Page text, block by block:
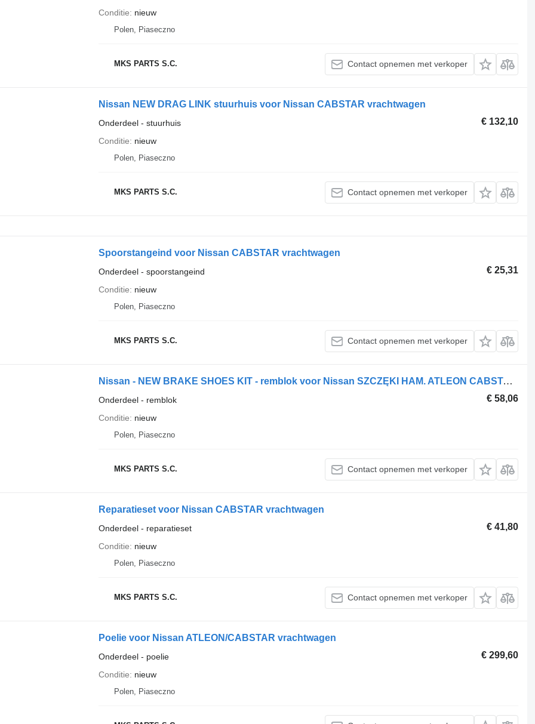
Conditie
nieuw
Polen, Piaseczno
MKS PARTS S.C. Contact opnemen met verkoper
Nissan NEW DRAG LINK stuurhuis voor Nissan CABSTAR vrachtwagen
€ 132,10
Onderdeel - stuurhuis
Conditie
nieuw
Polen, Piaseczno
MKS PARTS S.C. Contact opnemen met verkoper
Spoorstangeind voor Nissan CABSTAR vrachtwagen
€ 25,31
Onderdeel - spoorstangeind
Conditie
nieuw
Polen, Piaseczno
MKS PARTS S.C. Contact opnemen met verkoper
Nissan - NEW BRAKE SHOES KIT - remblok voor Nissan SZCZĘKI HAM. ATLEON CABSTAR SZCZĘKI vrachtwagen
€ 58,06
Onderdeel - remblok
Conditie
nieuw
Polen, Piaseczno
MKS PARTS S.C. Contact opnemen met verkoper
Reparatieset voor Nissan CABSTAR vrachtwagen
€ 41,80
Onderdeel - reparatieset
Conditie
nieuw
Polen, Piaseczno
MKS PARTS S.C. Contact opnemen met verkoper
Poelie voor Nissan ATLEON/CABSTAR vrachtwagen
€ 299,60
Onderdeel - poelie
Conditie
nieuw
Polen, Piaseczno